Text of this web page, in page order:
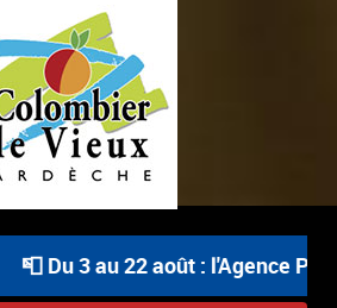
📮 Du 3 au 22 août : l'Agence